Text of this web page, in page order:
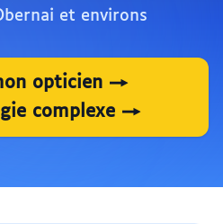
et environs
opticien →
complexe →